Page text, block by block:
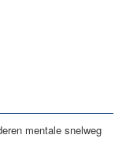
mentale snelweg